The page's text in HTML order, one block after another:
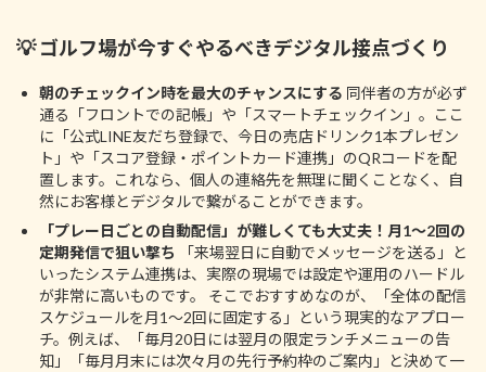
💡 ゴルフ場が今すぐやるべきデジタル接点づくり
朝のチェックイン時を最大のチャンスにする 同伴者の方が必ず
通る「フロントでの記帳」や「スマートチェックイン」。ここ
に「公式LINE友だち登録で、今日の売店ドリンク1本プレゼン
ト」や「スコア登録・ポイントカード連携」のQRコードを配
置します。これなら、個人の連絡先を無理に聞くことなく、自
然にお客様とデジタルで繋がることができます。
「プレー日ごとの自動配信」が難しくても大丈夫！月1〜2回の
定期発信で狙い撃ち
「来場翌日に自動でメッセージを送る」と
いったシステム連携は、実際の現場では設定や運用のハードル
が非常に高いものです。 そこでおすすめなのが、「全体の配信
スケジュールを月1〜2回に固定する」という現実的なアプロー
チ。例えば、「毎月20日には翌月の限定ランチメニューの告
知」「毎月月末には次々月の先行予約枠のご案内」と決めて一